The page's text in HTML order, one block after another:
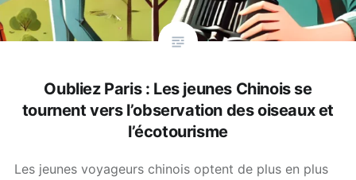
Oubliez Paris : Les jeunes Chinois se
tournent vers l’observation des oiseaux et
l’écotourisme
Les jeunes voyageurs chinois optent de plus en plus